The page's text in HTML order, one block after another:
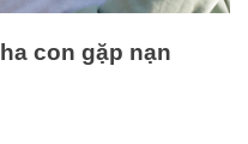
con gặp nạn